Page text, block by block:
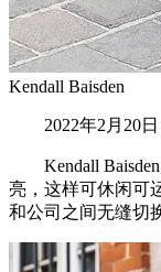
Kendall Baisden
2022年2月20日
Kendall Baisden
亮，这样可休闲可
和公司之间无缝切